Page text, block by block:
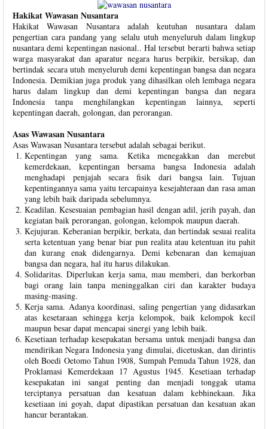
Hakikat Wawasan Nusantara
Hakikat Wawasan Nusantara adalah keutuhan nusantara dalam
pengertian cara pandang yang selalu utuh menyeluruh dalam lingkup
nusantara demi kepentingan nasional.. Hal tersebut berarti bahwa setiap
warga masyarakat dan aparatur negara harus berpikir, bersikap, dan
bertindak secara utuh menyeluruh demi kepentingan bangsa dan negara
Indonesia. Demikian juga produk yang dihasilkan oleh lembaga negara
harus dalam lingkup dan demi kepentingan bangsa dan negara
Indonesia tanpa menghilangkan kepentingan lainnya, seperti
kepentingan daerah, golongan, dan perorangan.
Asas Wawasan Nusantara
Asas Wawasan Nusantara tersebut adalah sebagai berikut.
Kepentingan yang sama. Ketika menegakkan dan merebut
kemerdekaan, kepentingan bersama bangsa Indonesia adalah
menghadapi penjajah secara fisik dari bangsa lain. Tujuan
kepentingannya sama yaitu tercapainya kesejahteraan dan rasa aman
yang lebih baik daripada sebelumnya.
Keadilan. Kesesuaian pembagian hasil dengan adil, jerih payah, dan
kegiatan baik perorangan, golongan, kelompok maupun daerah.
Kejujuran. Keberanian berpikir, berkata, dan bertindak sesuai realita
serta ketentuan yang benar biar pun realita atau ketentuan itu pahit
dan kurang enak didengarnya. Demi kebenaran dan kemajuan
bangsa dan negara, hal itu harus dilakukan.
Solidaritas. Diperlukan kerja sama, mau memberi, dan berkorban
bagi orang lain tanpa meninggalkan ciri dan karakter budaya
masing-masing.
Kerja sama. Adanya koordinasi, saling pengertian yang didasarkan
atas kesetaraan sehingga kerja kelompok, baik kelompok kecil
maupun besar dapat mencapai sinergi yang lebih baik.
Kesetiaan terhadap kesepakatan bersama untuk menjadi bangsa dan
mendirikan Negara Indonesia yang dimulai, dicetuskan, dan dirintis
oleh Boedi Oetomo Tahun 1908, Sumpah Pemuda Tahun 1928, dan
Proklamasi Kemerdekaan 17 Agustus 1945. Kesetiaan terhadap
kesepakatan ini sangat penting dan menjadi tonggak utama
terciptanya persatuan dan kesatuan dalam kebhinekaan. Jika
kesetiaan ini goyah, dapat dipastikan persatuan dan kesatuan akan
hancur berantakan.